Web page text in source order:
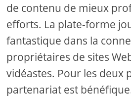
de contenu de mieux
efforts. La plate-forme
fantastique dans la
propriétaires de sites
vidéastes. Pour les deux
partenariat est